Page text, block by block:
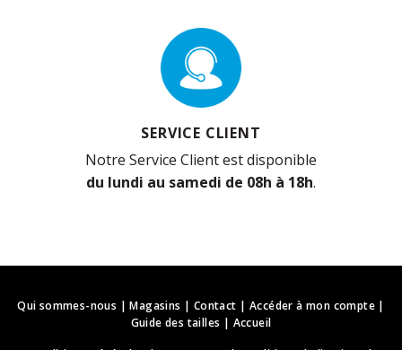
SERVICE CLIENT
Notre Service Client est disponible
du lundi au samedi de 08h à 18h.
Qui sommes-nous |Magasins | Contact | Accéder à mon compte|
Guide des tailles | Accueil